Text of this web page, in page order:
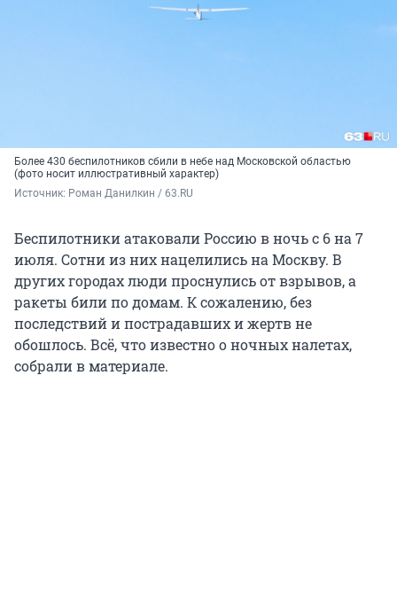
Более 430 беспилотников сбили в небе над Московской областью
(фото носит иллюстративный характер)
Источник: Роман Данилкин / 63.RU
Беспилотники атаковали Россию в ночь с 6 на 7
июля. Сотни из них нацелились на Москву. В
других городах люди проснулись от взрывов, а
ракеты били по домам. К сожалению, без
последствий и пострадавших и жертв не
обошлось. Всё, что известно о ночных налетах,
собрали в материале.